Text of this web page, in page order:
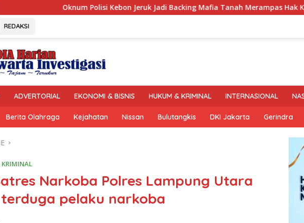
Polisi Kebon Jeruk Jadi Backing Mafia Tanah Merampas Hak Keluarga Ambar
REDAKSI
ADVERTORIAL EKONOMI & BISNIS HUKUM & KRIMINAL INTERNASIONAL
Berita Olahraga Kejahatan Nissan Bulutangkis DKI Jakarta Gerindra
Narkoba Polres Lampung Utara
pelaku narkoba